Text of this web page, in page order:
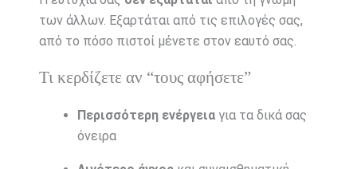
των άλλων. Εξαρτάται από τις επιλογές σας,
από το πόσο πιστοί μένετε στον εαυτό σας.
Τι κερδίζετε αν “τους αφήσετε”
Περισσότερη ενέργειαγια τα δικά σας
όνειρα